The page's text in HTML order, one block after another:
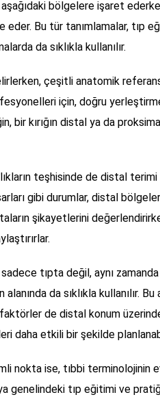
bölgelere işaret
eder. Bu tür tanımlamalar,
da sıklıkla kullanılır.
çeşitli anatomik
için, doğru
bir kırığın distal ya da
teşhisinde de distal
gibi durumlar, distal
şikayetlerini
tıpta değil, aynı
da sıklıkla kullanılır.
de distal konum
daha etkili bir şekilde
nokta ise, tıbbi terminolojinin
genelindeki tıp eğitimi ve